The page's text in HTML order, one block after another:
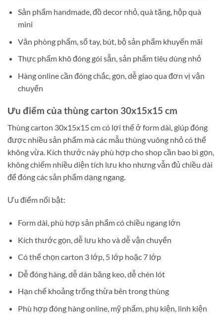
Sản phẩm handmade, đồ decor nhỏ, quà tặng, hộp quà
mini
Văn phòng phẩm, sổ tay, bút, bộ sản phẩm khuyến mãi
Thực phẩm khô đóng gói sẵn, sản phẩm tiêu dùng nhỏ
Hàng online cần đóng chắc, gọn, dễ giao qua đơn vị vận
chuyển
Ưu điểm của thùng carton 30x15x15 cm
Thùng carton 30x15x15 cm có lợi thế ở form dài, giúp đóng
được nhiều sản phẩm mà các mẫu thùng vuông nhỏ có thể
không vừa. Kích thước này phù hợp cho shop cần bao bì gọn,
không chiếm nhiều diện tích lưu kho nhưng vẫn đủ chiều dài
để đóng các sản phẩm dạng ngang.
Ưu điểm nổi bật:
Form dài, phù hợp sản phẩm có chiều ngang lớn
Kích thước gọn, dễ lưu kho và dễ vận chuyển
Có thể chọn carton 3 lớp, 5 lớp hoặc 7 lớp
Dễ đóng hàng, dễ dán băng keo, dễ chèn lót
Hạn chế khoảng trống thừa bên trong thùng
Phù hợp đóng hàng online, mỹ phẩm, phụ kiện, linh kiện